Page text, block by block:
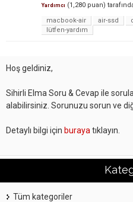
Yardımcı (1,280 puan)
macbook-air
air-ssd
lütfen-yardım
Hoş geldiniz,
Sihirli Elma Soru & Cevap ile
alabilirsiniz. Sorunuzu sorun ve
Detaylı bilgi için buraya tıklayın.
Tüm kategoriler